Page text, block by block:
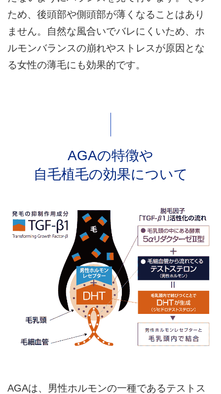
ため、後頭部や側頭部が薄くなることはあり
ません。自然な風合いでバレにくいため、ホ
ルモンバランスの崩れやストレスが原因とな
る女性の薄毛にも効果的です。
AGAの特徴や
自毛植毛の効果について
AGAは、男性ホルモンの一種であるテストス